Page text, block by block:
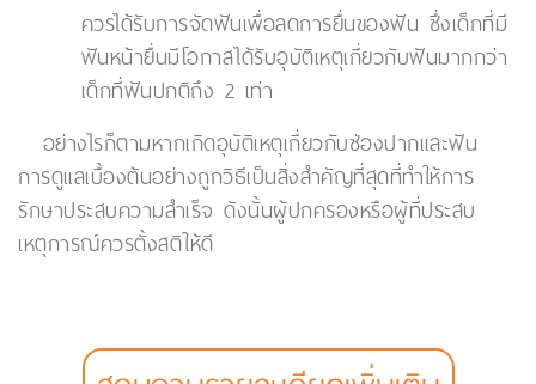
ควรได้รับการจัดฟันเพื่อลดการยื่นของฟัน ซึ่งเด็กที่มี
ฟันหน้ายื่นมีโอกาสได้รับอุบัติเหตุเกี่ยวกับฟันมากกว่า
เด็กที่ฟันปกติถึง 2 เท่า
อย่างไรก็ตามหากเกิดอุบัติเหตุเกี่ยวกับช่องปากและฟัน
การดูแลเบื้องต้นอย่างถูกวิธีเป็นสิ่งสำคัญที่สุดที่ทำให้การ
รักษาประสบความสำเร็จ ดังนั้นผู้ปกครองหรือผู้ที่ประสบ
เหตุการณ์ควรตั้งสติให้ดี